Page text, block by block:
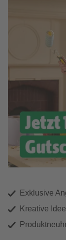
Exklusive
Kreative